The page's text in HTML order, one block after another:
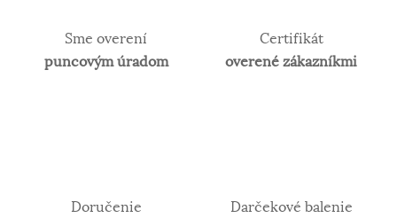
Sme overení
puncovým úradom
Certifikát
overené zákazníkmi
Doručenie
Darčekové balenie